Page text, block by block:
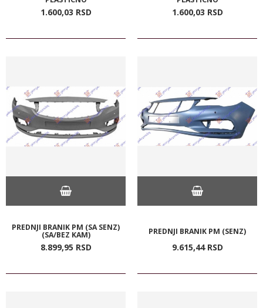
1.600,03 RSD 1.600,03 RSD
PREDNJI BRANIK PM (SA SENZ)
(SA/BEZ KAM)
8.899,95 RSD
PREDNJI BRANIK PM (SENZ)
9.615,44 RSD